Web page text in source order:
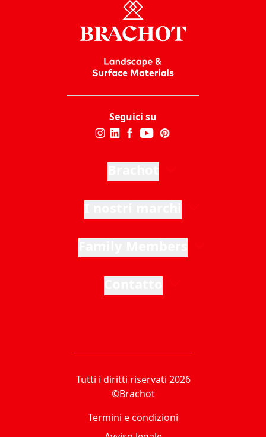
Seguici su
Tutti i diritti riservati 2026
©Brachot
Termini e condizioni